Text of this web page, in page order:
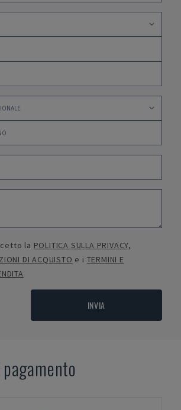
la POLITICA SULLA PRIVACY,
DI ACQUISTO e i TERMINI E
INVIA